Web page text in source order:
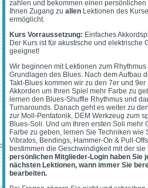
zahlen und bekommen einen persönlichen
Ihnen Zugang zuallen Lektionen des
ermöglicht.
Kurs Vorraussetzung: Einfaches
Der Kurs ist für akustische und elektrische
geeignet!
Wir beginnen mit Lektionen zum Rhythmus
Grundlagen des Blues. Nach dem Aufbau
Takt-Blues kommen wir zu den 7er und 9er
Akkorden um Ihren Spiel mehr Farbe zu
lernen den Blues-Shuffle Rhythmus und
Turnarounds. Danach geht es weiter zu
zur Moll-Pentatonik, DEM Werkzeug zum
Blues-Soli. Und um Ihren ersten Soli mehr
Farbe zu geben, lernen Sie Techniken wie
Vibratos, Bendings, Hammer-On & Pull-
bestimmen die Geschwindigkeit mit der
persönlichen Mitglieder-Login haben Sie
nächsten Lektionen, wann immer Sie
bearbeiten.